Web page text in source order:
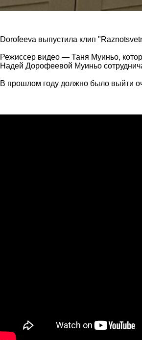
Dorofeeva выпустила клип
Режиссер видео — Таня Муиньо,
Надей Дорофеевой Муиньо
В прошлом году должно было выйти